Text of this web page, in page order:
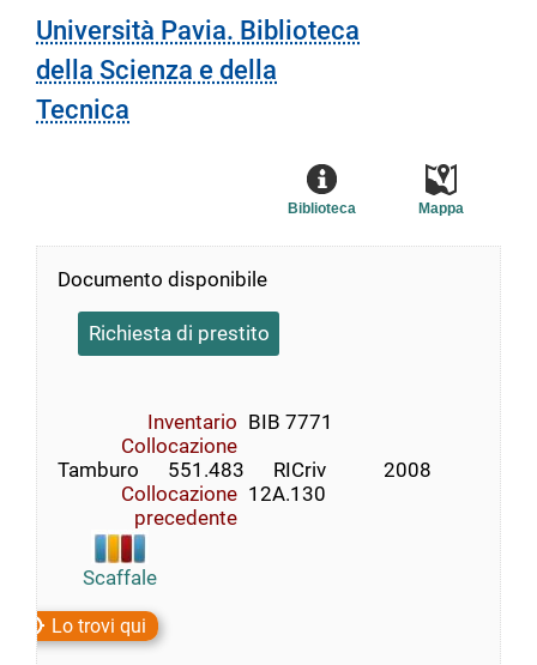
Università Pavia. Biblioteca
della Scienza e della
Tecnica
Mappa
Biblioteca
Documento disponibile
Richiesta di prestito
Inventario BIB 7771
Collocazione
Tamburo      551.483      RICriv            2008
Collocazione
precedente
12A.130
Scaffale
Lo trovi qui